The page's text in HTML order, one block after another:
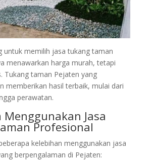
untuk memilih jasa tukang taman
menawarkan harga murah, tetapi
Tukang taman Pejaten yang
memberikan hasil terbaik, mulai dari
perawatan.
Menggunakan Jasa
Profesional
kelebihan menggunakan jasa
berpengalaman di Pejaten: